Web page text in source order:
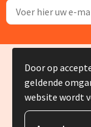
©
Door op
geldende
website wordt